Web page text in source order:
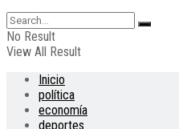
No Result
View All Result
Inicio
política
economía
deportes